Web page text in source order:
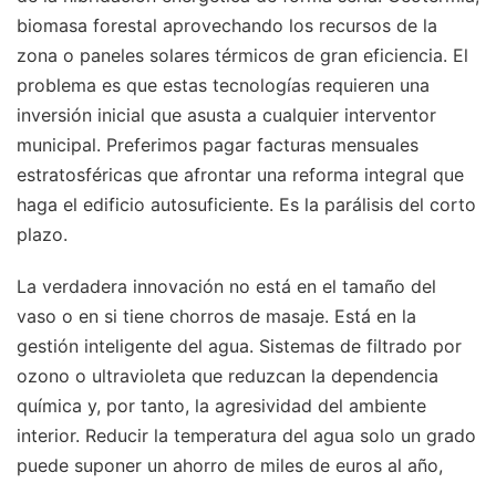
biomasa forestal aprovechando los recursos de la
zona o paneles solares térmicos de gran eficiencia. El
problema es que estas tecnologías requieren una
inversión inicial que asusta a cualquier interventor
municipal. Preferimos pagar facturas mensuales
estratosféricas que afrontar una reforma integral que
haga el edificio autosuficiente. Es la parálisis del corto
plazo.
La verdadera innovación no está en el tamaño del
vaso o en si tiene chorros de masaje. Está en la
gestión inteligente del agua. Sistemas de filtrado por
ozono o ultravioleta que reduzcan la dependencia
química y, por tanto, la agresividad del ambiente
interior. Reducir la temperatura del agua solo un grado
puede suponer un ahorro de miles de euros al año,